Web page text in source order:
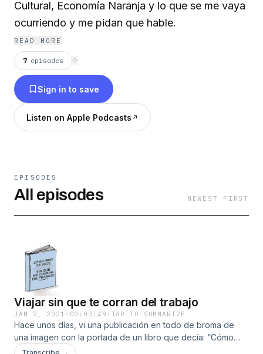
Cultural, Economía Naranja y lo que se me vaya
ocurriendo y me pidan que hable.
READ MORE
7 episodes ⟳
Sign in to save
Listen on Apple Podcasts
EPISODES
All episodes NEWEST FIRST
Viajar sin que te corran del trabajo
JAN 2, 2021 · 00:03:49 · TAP TO SUMMARIZE
Hace unos días, vi una publicación en todo de broma de
una imagen con la portada de un libro que decía: “Cómo
irme de viaje sin que me corran del trabajo”, y pensé “pues